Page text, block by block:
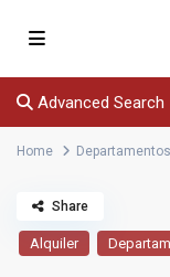
Advanced Search
Home Departamentos
Alquiler
Share